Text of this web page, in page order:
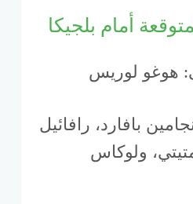
أمام بلجيكا
هوغو لوريس
بافارد، رافائيل
ولوكاس